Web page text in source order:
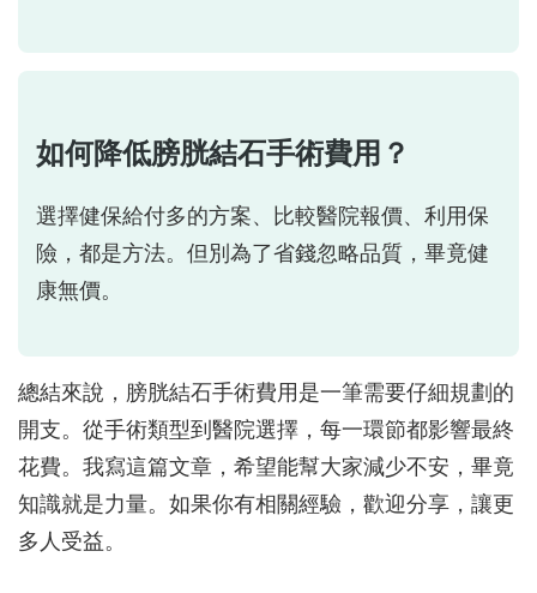
如何降低膀胱結石手術費用？
選擇健保給付多的方案、比較醫院報價、利用保
險，都是方法。但別為了省錢忽略品質，畢竟健
康無價。
總結來說，膀胱結石手術費用是一筆需要仔細規劃的
開支。從手術類型到醫院選擇，每一環節都影響最終
花費。我寫這篇文章，希望能幫大家減少不安，畢竟
知識就是力量。如果你有相關經驗，歡迎分享，讓更
多人受益。